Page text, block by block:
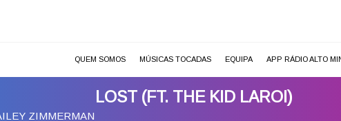
LOST (FT. THE KID LAROI)
ZIMMERMAN
QUEM SOMOS MÚSICAS TOCADAS EQUIPA APP RÁDIO ALTO